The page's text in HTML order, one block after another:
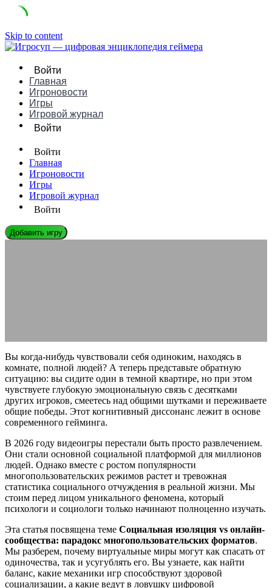
Skip to content
Войти
Главная
Игроновости
Игры
Игровой журнал
Войти
Войти
Главная
Игроновости
Игры
Игровой журнал
Войти
Добавить игру
Вы когда-нибудь чувствовали себя одиноким, находясь в
комнате, полной людей? А теперь представьте обратную
ситуацию: вы сидите один в темной квартире, но при этом
чувствуете глубокую эмоциональную связь с десятками
других игроков, смеетесь над общими шутками и переживаете
общие победы. Этот когнитивный диссонанс лежит в основе
современного гейминга.
В 2026 году видеоигры перестали быть просто развлечением.
Они стали основной социальной платформой для миллионов
людей. Однако вместе с ростом популярности
многопользовательских режимов растет и тревожная
статистика социального отчуждения в реальной жизни. Мы
стоим перед лицом уникального феномена, который
психологи и социологи только начинают полноценно изучать.
Эта статья посвящена теме Социальная изоляция vs онлайн-
сообщества: парадокс многопользовательских форматов.
Мы разберем, почему виртуальные миры могут как спасать от
одиночества, так и усугублять его. Вы узнаете, как найти
баланс, какие механики игр способствуют здоровой
социализации, а какие ведут в ловушку цифровой